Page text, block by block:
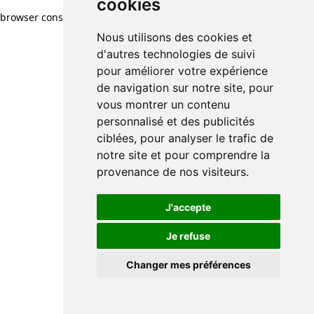
cookies
Nous utilisons des cookies et
d'autres technologies de suivi
pour améliorer votre expérience
de navigation sur notre site, pour
vous montrer un contenu
personnalisé et des publicités
ciblées, pour analyser le trafic de
notre site et pour comprendre la
provenance de nos visiteurs.
J'accepte
Je refuse
Changer mes préférences
browser console for more information)